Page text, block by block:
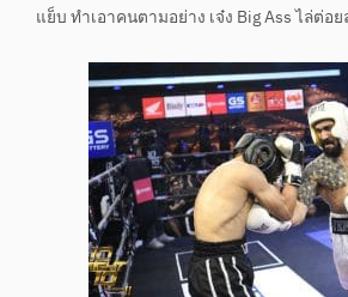
แย็บ ทำเอาคนตามอย่าง เจ๋ง Big Ass ไล่ต่อ